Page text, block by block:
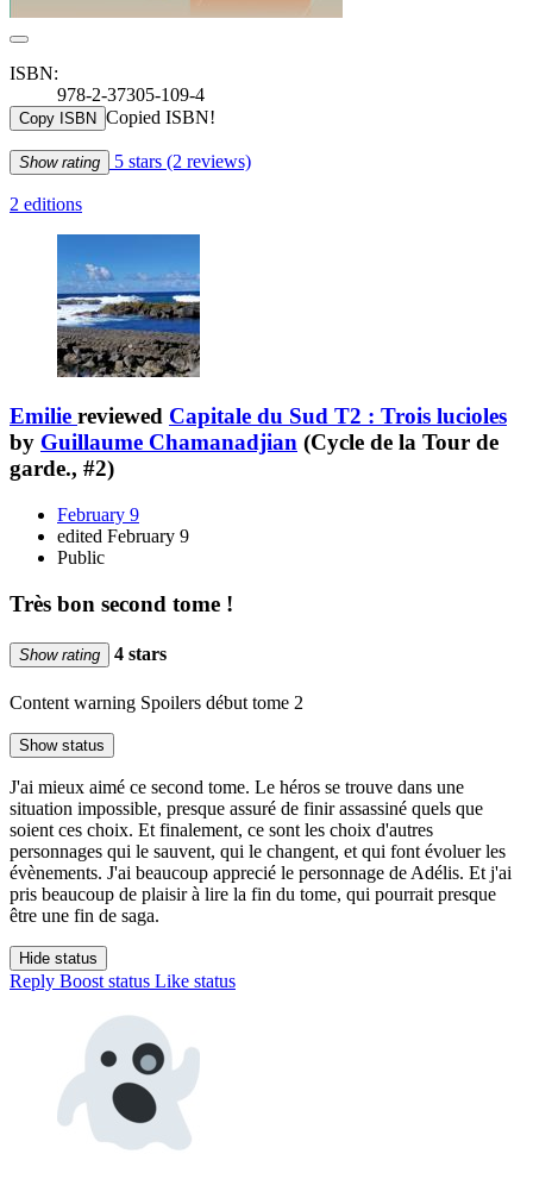
ISBN:
978-2-37305-109-4
Copy ISBN Copied ISBN!
Show rating 5 stars (2 reviews)
2 editions
Emilie reviewed Capitale du Sud T2 : Trois lucioles
by Guillaume Chamanadjian (Cycle de la Tour de
garde., #2)
February 9
edited February 9
Public
Très bon second tome !
Show rating 4 stars
Content warning Spoilers début tome 2
Show status
J'ai mieux aimé ce second tome. Le héros se trouve dans une
situation impossible, presque assuré de finir assassiné quels que
soient ces choix. Et finalement, ce sont les choix d'autres
personnages qui le sauvent, qui le changent, et qui font évoluer les
évènements. J'ai beaucoup apprecié le personnage de Adélis. Et j'ai
pris beaucoup de plaisir à lire la fin du tome, qui pourrait presque
être une fin de saga.
Hide status
Reply Boost status Like status